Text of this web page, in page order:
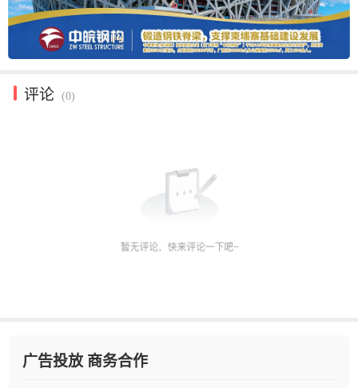
评论 (0)
广告投放 商务合作